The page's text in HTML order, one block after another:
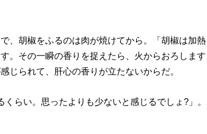
、胡椒をふるのは肉が焼けてから。「胡椒は加
。その一瞬の香りを捉えたら、火からおろしま
じられて、肝心の香りが立たないからだ。
くらい。思ったよりも少ないと感じるでしょ?」